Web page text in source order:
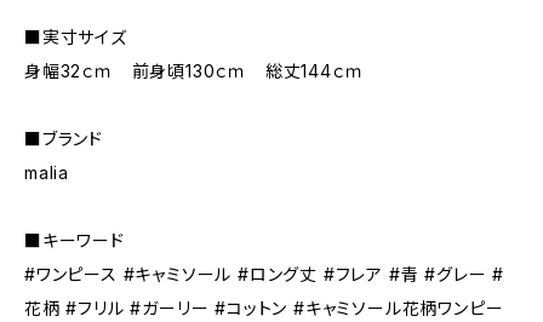
■実寸サイズ
身幅32ｃｍ 前身頃130ｃｍ 総丈144ｃｍ
■ブランド
malia
■キーワード
#ワンピース #キャミソール #ロング丈 #フレア #青 #グレー #
花柄 #フリル #ガーリー #コットン #キャミソール花柄ワンピー